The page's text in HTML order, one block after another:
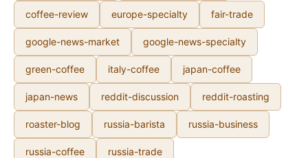
coffee-review europe-specialty fair-trade
google-news-market google-news-specialty
green-coffee italy-coffee japan-coffee
japan-news reddit-discussion reddit-roasting
roaster-blog russia-barista russia-business
russia-coffee russia-trade